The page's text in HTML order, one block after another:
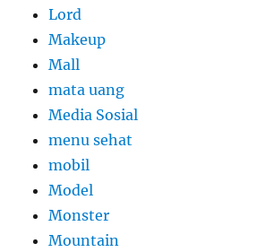
Lord
Makeup
Mall
mata uang
Media Sosial
menu sehat
mobil
Model
Monster
Mountain